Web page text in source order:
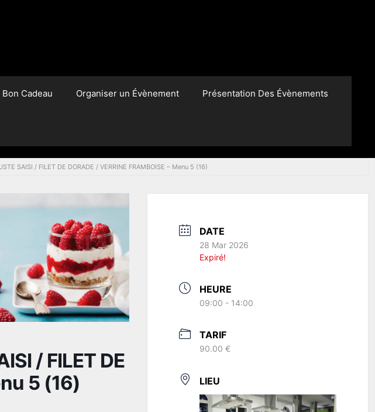
Cadeau Organiser un Évènement Présentation Des Évènements
SAISI / FILET DE DORADE / VERRINE FRAMBOISE – Menu 5 (16)
/ FILET DE
5 (16)
DATE
28 Mar 2026
Expiré!
HEURE
09:00 - 14:00
TARIF
90.00 €
LIEU